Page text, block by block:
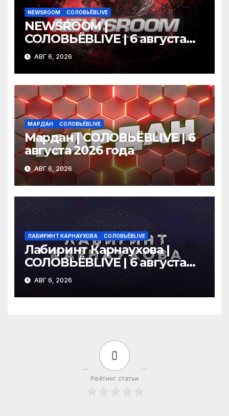
NEWSROOM СОЛОВЬЁВLIVE
NEWSROOM |
СОЛОВЬЁВLIVE | 6 августа
2026 года
АВГ 6, 2026
МАРДАН СОЛОВЬЁВLIVE
Мардан | СОЛОВЬЁВLIVE | 6
августа 2026 года
АВГ 6, 2026
ЛАБИРИНТ КАРНАУХОВА СОЛОВЬЁВLIVE
Лабиринт Карнаухова |
СОЛОВЬЁВLIVE | 6 августа
2026 года
АВГ 6, 2026
0
Рейтинг статьи